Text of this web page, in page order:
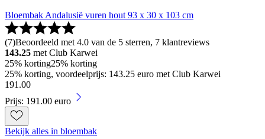
Bloembak Andalusië vuren hout 93 x 30 x 103 cm
(7)Beoordeeld met 4.0 van de 5 sterren, 7 klantreviews
143.25 met Club Karwei
25% korting25% korting
25% korting, voordeelprijs: 143.25 euro met Club Karwei
191 .00
Prijs: 191.00 euro
Bekijk alles in bloembak